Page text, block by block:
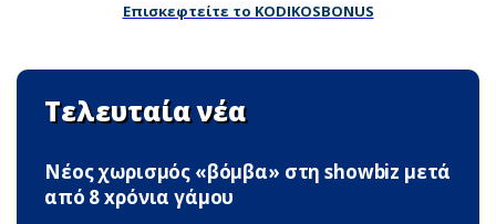
Επισκεφτείτε το KODIKOSBONUS
Τελευταία νέα
Νέος χωρισμός «βόμβα» στη showbiz μετά
από 8 xρόνια γάμου